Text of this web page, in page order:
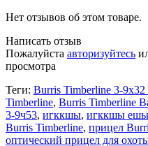
Нет отзывов об этом товаре.
Написать отзыв
Пожалуйста авторизуйтесь
просмотра
Теги: Burris Timberline 3-
Timberline, Burris Timberline
3-9ч53, игккшы, игккшы
Burris Timberline, прицел
оптический прицел для